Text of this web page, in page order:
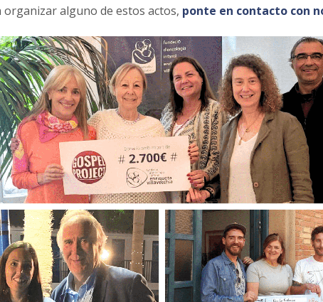
organizar alguno de estos actos, ponte en contacto con